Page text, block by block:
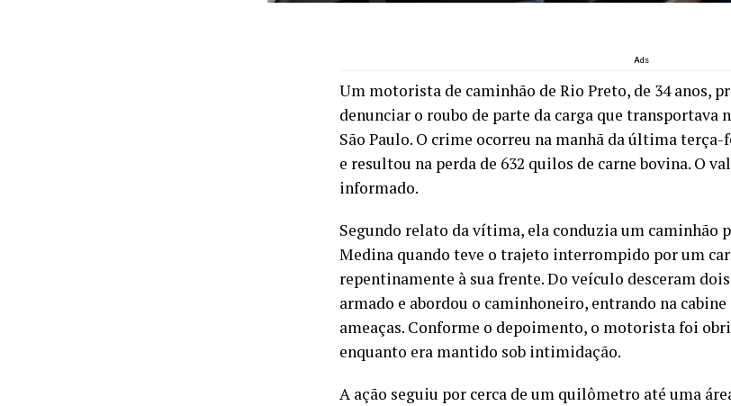
Ads
Um motorista de caminhão de Rio Preto, de 34 anos,
denunciar o roubo de parte da carga que transportava
São Paulo. O crime ocorreu na manhã da última terça-
e resultou na perda de 632 quilos de carne bovina. O
informado.
Segundo relato da vítima, ela conduzia um caminhão
Medina quando teve o trajeto interrompido por um
repentinamente à sua frente. Do veículo desceram
armado e abordou o caminhoneiro, entrando na cabine
ameaças. Conforme o depoimento, o motorista foi
enquanto era mantido sob intimidação.
A ação seguiu por cerca de um quilômetro até uma